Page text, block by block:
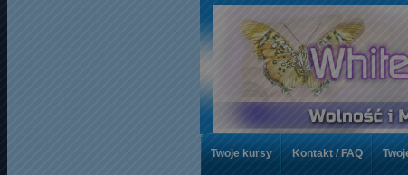
Twoje kursy Kontakt / FAQ